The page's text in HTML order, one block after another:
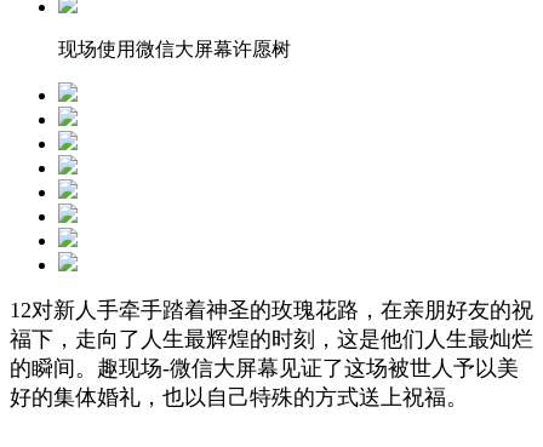
现场使用微信大屏幕许愿树
12对新人手牵手踏着神圣的玫瑰花路，在亲朋好友的祝
福下，走向了人生最辉煌的时刻，这是他们人生最灿烂
的瞬间。趣现场-微信大屏幕见证了这场被世人予以美
好的集体婚礼，也以自己特殊的方式送上祝福。